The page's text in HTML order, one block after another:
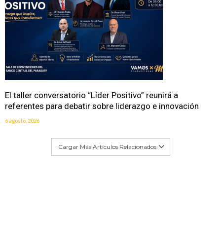
El taller conversatorio “Líder Positivo” reunirá a
referentes para debatir sobre liderazgo e innovación
6 agosto, 2026
Cargar Más Artículos Relacionados